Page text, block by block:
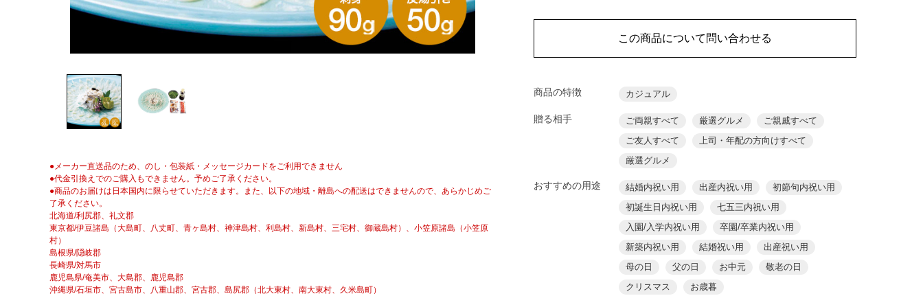
●メーカー直送品のため、のし・包装紙・メッセージカードをご利用できません
●代金引換えでのご購入もできません。予めご了承ください。
●商品のお届けは日本国内に限らせていただきます。また、以下の地域・離島への配送はできませんので、あらかじめご
了承ください。
北海道/利尻郡、礼文郡
東京都/伊豆諸島（大島町、八丈町、青ヶ島村、神津島村、利島村、新島村、三宅村、御蔵島村）、小笠原諸島（小笠原
村）
島根県/隠岐郡
長崎県/対馬市
鹿児島県/奄美市、大島郡、鹿児島郡
沖縄県/石垣市、宮古島市、八重山郡、宮古郡、島尻郡（北大東村、南大東村、久米島町）
この商品について問い合わせる
商品の特徴 カジュアル
贈る相手 ご両親すべて 厳選グルメ
ご親戚すべて
ご友人すべて
上司・年配の方向けすべて
厳選グルメ
おすすめの用途 結婚内祝い用 出産内祝い用
初節句内祝い用
初誕生日内祝い用
七五三内祝い用
入園/入学内祝い用
卒園/卒業内祝い用
新築内祝い用
結婚祝い用
出産祝い用
母の日
父の日 お中元
敬老の日
クリスマス
お歳暮